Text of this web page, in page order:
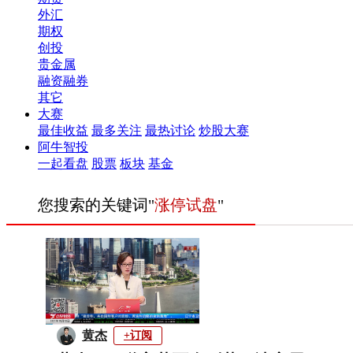
外汇
期权
创投
贵金属
融资融券
其它
大赛
最佳收益 最多关注 最热讨论 炒股大赛
阿牛智投
一起看盘 股票 板块 基金
您搜索的关键词"涨停试盘"
黄杰 +订阅